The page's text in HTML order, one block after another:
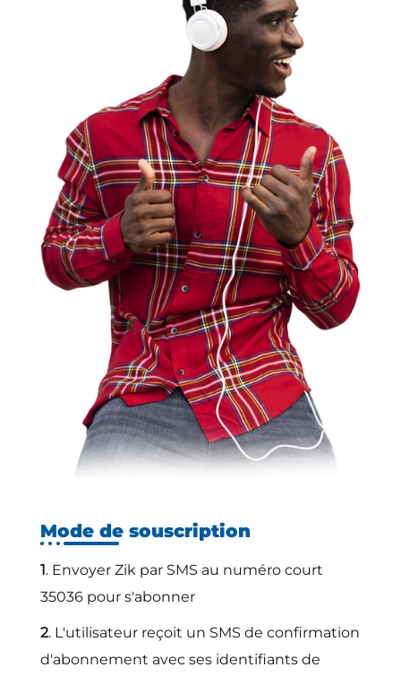
Mode de souscription
1. Envoyer Zik par SMS au numéro court
35036 pour s'abonner
2. L'utilisateur reçoit un SMS de confirmation
d'abonnement avec ses identifiants de